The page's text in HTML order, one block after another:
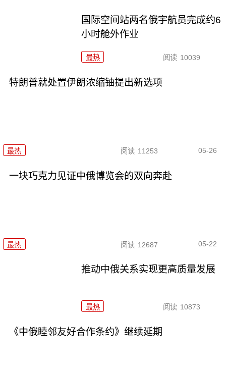
国际空间站两名俄宇航员完成约6
小时舱外作业
最热 阅读 10039
特朗普就处置伊朗浓缩铀提出新选项
最热 阅读 11253 05-26
一块巧克力见证中俄博览会的双向奔赴
最热 阅读 12687 05-22
推动中俄关系实现更高质量发展
最热 阅读 10873
《中俄睦邻友好合作条约》继续延期